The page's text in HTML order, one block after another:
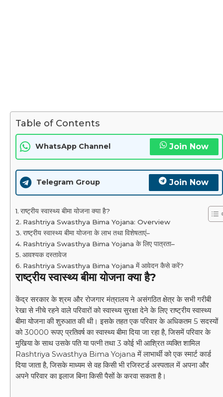
Table of Contents
WhatsApp Channel Join Now
Telegram Group Join Now
राष्ट्रीय स्वास्थ्य बीमा योजना क्या है?
Rashtriya Swasthya Bima Yojana: Overview
राष्ट्रीय स्वास्थ्य बीमा योजना के लाभ तथा विशेषताएं–
Rashtriya Swasthya Bima Yojana के लिए पात्रता–
आवश्यक दस्तावेज
Rashtriya Swasthya Bima Yojana में आवेदन कैसे करें?
राष्ट्रीय स्वास्थ्य बीमा योजना क्या है?
केंद्र सरकार के श्रम और रोजगार मंत्रालय ने असंगठित क्षेत्र के सभी गरीबी
रेखा से नीचे रहने वाले परिवारों को स्वास्थ्य सुरक्षा देने के लिए राष्ट्रीय स्वास्थ्य
बीमा योजना की शुरुआत की थी। इसके तहत एक परिवार के अधिकतम 5 सदस्यों
को 30000 रूपए प्रतिवर्ष का स्वास्थ्य बीमा दिया जा रहा है, जिसमें परिवार के
मुखिया के साथ उसके पति या पत्नी तथा 3 कोई भी आश्रित व्यक्ति शामिल
Rashtriya Swasthya Bima Yojana में लाभार्थी को एक स्मार्ट कार्ड
दिया जाता है, जिसके माध्यम से वह किसी भी रजिस्टर्ड अस्पताल में अपना और
अपने परिवार का इलाज बिना किसी पैसों के करवा सकता है।